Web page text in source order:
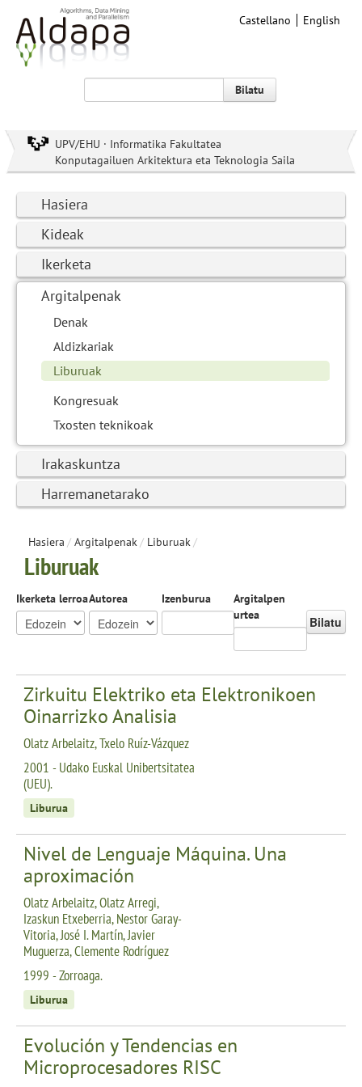
Castellano English
Bilatu
UPV/EHU · Informatika Fakultatea
Konputagailuen Arkitektura eta Teknologia Saila
Hasiera
Kideak
Ikerketa
Argitalpenak
Denak
Aldizkariak
Liburuak
Kongresuak
Txosten teknikoak
Irakaskuntza
Harremanetarako
Hasiera / Argitalpenak/ Liburuak/
Liburuak
Ikerketa lerroaAutorea Izenburua
Argitalpen
urtea
Bilatu
Zirkuitu Elektriko eta Elektronikoen
Oinarrizko Analisia
Olatz Arbelaitz, Txelo Ruíz-Vázquez
2001 - Udako Euskal Unibertsitatea
(UEU).
Liburua
Nivel de Lenguaje Máquina. Una
aproximación
Olatz Arbelaitz, Olatz Arregi,
Izaskun Etxeberria, Nestor Garay-
Vitoria, José I. Martín, Javier
Muguerza, Clemente Rodríguez
1999 - Zorroaga.
Liburua
Evolución y Tendencias en
Microprocesadores RISC